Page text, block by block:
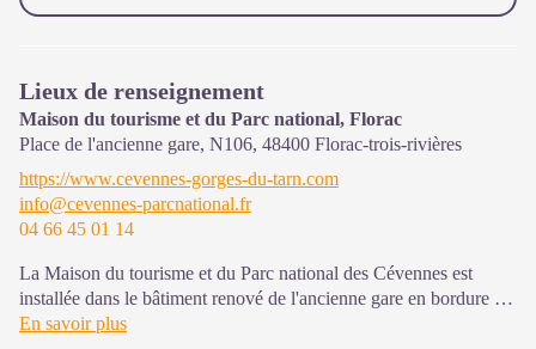
Lieux de renseignement
Maison du tourisme et du Parc national, Florac
Place de l'ancienne gare, N106, 48400 Florac-trois-rivières
https://www.cevennes-gorges-du-tarn.com
info@cevennes-parcnational.fr
04 66 45 01 14
La Maison du tourisme et du Parc national des Cévennes est
installée dans le bâtiment renové de l'ancienne gare en bordure de
la N106. C'est un espace , d’accueil, d'information et de
En savoir plus